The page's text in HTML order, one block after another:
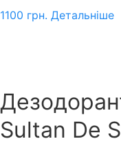
1100 грн. Детальніше
Sultan De